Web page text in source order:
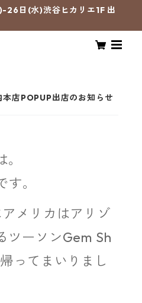
日(水)渋谷ヒカリエ1F 出
店POPUP出店のお知らせ
。
メリカはアリゾ
ツーソンGem Sh
ってまいりまし